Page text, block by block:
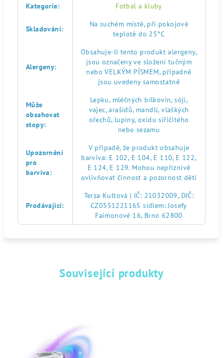
Kategorie: Fotbal a kluby
Skladování:
Na suchém místě, při pokojové
teplotě do 25°C
Alergeny:
Obsahuje-li tento produkt alergeny,
jsou označeny ve složení tučným
nebo VELKÝM PÍSMEM, případně
jsou uvedeny samostatně
Může
obsahovat
stopy:
Lepku, mléčných bílkovin, sóji,
vajec, arašídů, mandlí, vlaškých
ořechů, lupiny, oxidu siřičitého
nebo sezamu
Upozornění
pro
barviva:
V případě, že produkt obsahuje
barviva: E 102, E 104, E 110, E 122,
E 124, E 129. Mohou nepříznivě
ovlivňovat činnost a pozornost dětí
Prodávající:
Terza Kultová | IČ: 21032009, DIČ:
CZ0551221165 sídlem: Josefy
Faimonové 16, Brno 62800
Související produkty